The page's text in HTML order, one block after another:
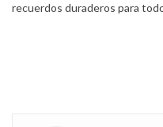
recuerdos duraderos para